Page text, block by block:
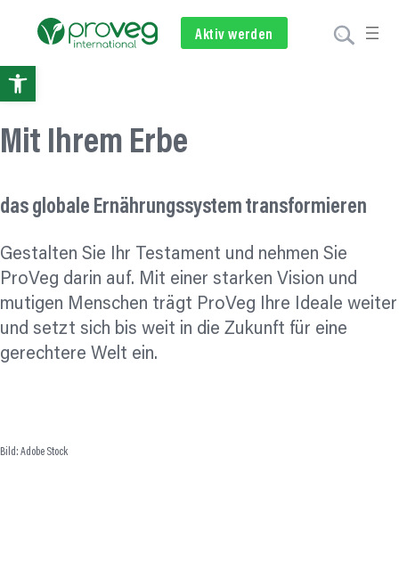
springen
Aktiv werden
Newsletter
Spenden
Mit Ihrem Erbe
das globale Ernährungssystem transformieren
Gestalten Sie Ihr Testament und nehmen Sie
ProVeg darin auf. Mit einer starken Vision und
mutigen Menschen trägt ProVeg Ihre Ideale weiter
und setzt sich bis weit in die Zukunft für eine
gerechtere Welt ein.
Bild: Adobe Stock
Open